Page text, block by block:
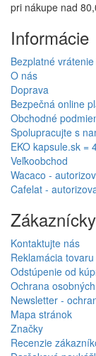
Overený zákazník
Overený zákazník
+ Siroky vyber
Celkova spokojnost
98% na Heureka.sk
dôverujú nám
zákazníkov
Rýchle dodanie
v priemere za 1
Doprava zdarma
pri nákupe nad